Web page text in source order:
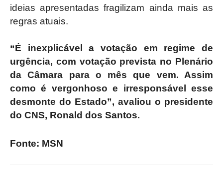
ideias apresentadas fragilizam ainda mais as
regras atuais.
“É inexplicável a votação em regime de
urgência, com votação prevista no Plenário
da Câmara para o mês que vem. Assim
como é vergonhoso e irresponsável esse
desmonte do Estado”, avaliou o presidente
do CNS, Ronald dos Santos.
Fonte: MSN